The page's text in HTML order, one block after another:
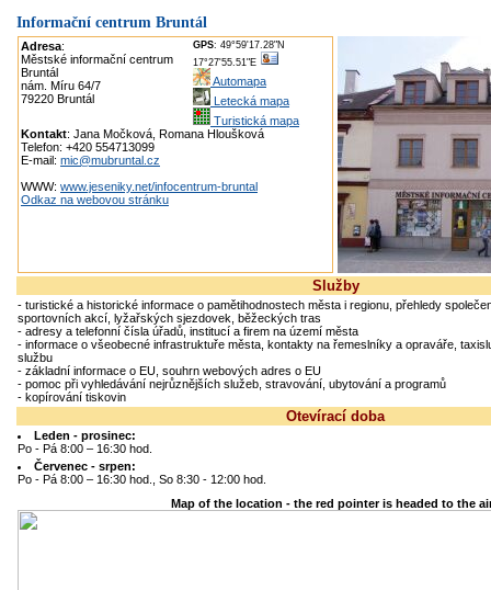
Informační centrum Bruntál
Adresa:
Městské informační centrum
Bruntál
nám. Míru 64/7
79220 Bruntál
GPS: 49°59'17.28"N
17°27'55.51"E
Automapa
Letecká mapa
Turistická mapa
Kontakt: Jana Močková, Romana Hloušková
Telefon: +420 554713099
E-mail: mic@mubruntal.cz
WWW: www.jeseniky.net/infocentrum-bruntal
Odkaz na webovou stránku
Služby
- turistické a historické informace o pamětihodnostech města i regionu, přehledy
sportovních akcí, lyžařských sjezdovek, běžeckých tras
- adresy a telefonní čísla úřadů, institucí a firem na území města
- informace o všeobecné infrastruktuře města, kontakty na řemeslníky a opraváře,
službu
- základní informace o EU, souhrn webových adres o EU
- pomoc při vyhledávání nejrůznějších služeb, stravování, ubytování a programů
- kopírování tiskovin
Otevírací doba
Leden - prosinec:
Po - Pá 8:00 – 16:30 hod.
Červenec - srpen:
Po - Pá 8:00 – 16:30 hod., So 8:30 - 12:00 hod.
Map of the location - the red pointer is headed to the